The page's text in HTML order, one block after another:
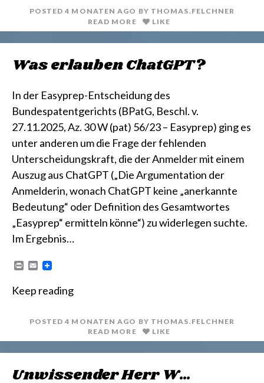
POSTED4 MONATEN AGO BY THOMAS.FELCHNER
READ MORE
LIKE
Was erlauben ChatGPT?
In der Easyprep-Entscheidung des
Bundespatentgerichts (BPatG, Beschl. v.
27.11.2025, Az. 30 W (pat) 56/23 – Easyprep) ging es
unter anderen um die Frage der fehlenden
Unterscheidungskraft, die der Anmelder mit einem
Auszug aus ChatGPT („Die Argumentation der
Anmelderin, wonach ChatGPT keine „anerkannte
Bedeutung“ oder Definition des Gesamtwortes
„Easyprep“ ermitteln könne“) zu widerlegen suchte.
Im Ergebnis…
P
n
E
i
Keep reading
POSTED4 MONATEN AGO BY THOMAS.FELCHNER
READ MORE
LIKE
Unwissender Herr W…